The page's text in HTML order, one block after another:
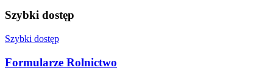
Szybki dostęp
Szybki dostęp
Formularze Rolnictwo